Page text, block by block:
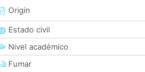
Origin
Estado civil
Nivel académico
Fumar